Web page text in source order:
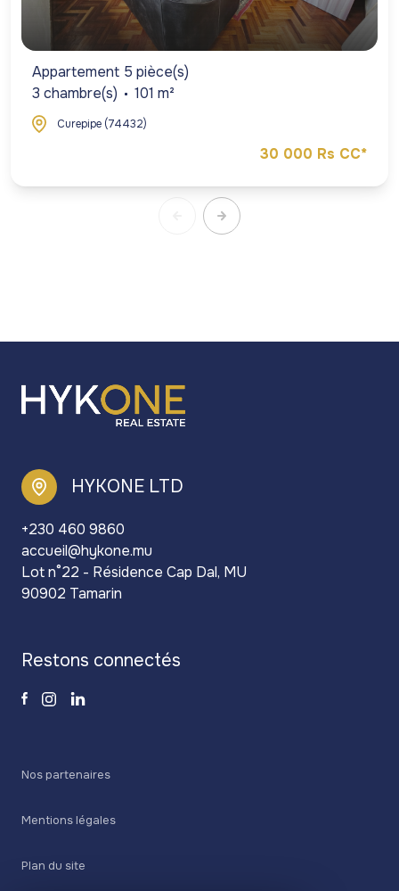
Appartement 5 pièce(s)
3 chambre(s)
101 m²
Curepipe (74432)
30 000 Rs CC*
HYKONE LTD
+230 460 9860
accueil@hykone.mu
Lot n°22 - Résidence Cap Dal, MU
90902 Tamarin
restons connectés
Nos partenaires
Mentions légales
Plan du site